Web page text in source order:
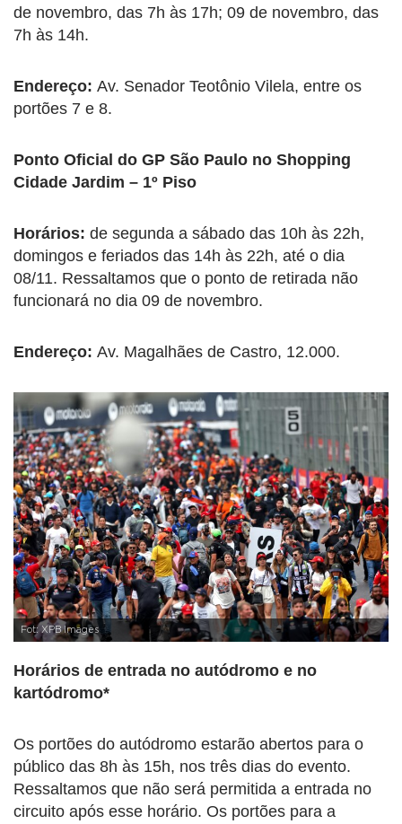
de novembro, das 7h às 17h; 09 de novembro, das
7h às 14h.
Endereço: Av. Senador Teotônio Vilela, entre os
portões 7 e 8.
Ponto Oficial do GP São Paulo no Shopping
Cidade Jardim – 1º Piso
Horários: de segunda a sábado das 10h às 22h,
domingos e feriados das 14h às 22h, até o dia
08/11. Ressaltamos que o ponto de retirada não
funcionará no dia 09 de novembro.
Endereço: Av. Magalhães de Castro, 12.000.
Fot: XPB Images
Horários de entrada no autódromo e no
kartódromo*
Os portões do autódromo estarão abertos para o
público das 8h às 15h, nos três dias do evento.
Ressaltamos que não será permitida a entrada no
circuito após esse horário. Os portões para a